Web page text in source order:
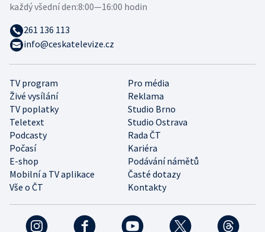
TV program
Pro média
Živé vysílání
Reklama
TV poplatky
Studio Brno
Teletext
Studio Ostrava
Podcasty
Rada ČT
Počasí
Kariéra
E-shop
Podávání námětů
Mobilní a TV aplikace
Časté dotazy
Vše o ČT
Kontakty
každý všední den:8:00—16:00 hodin
261 136 113
info@ceskatelevize.cz